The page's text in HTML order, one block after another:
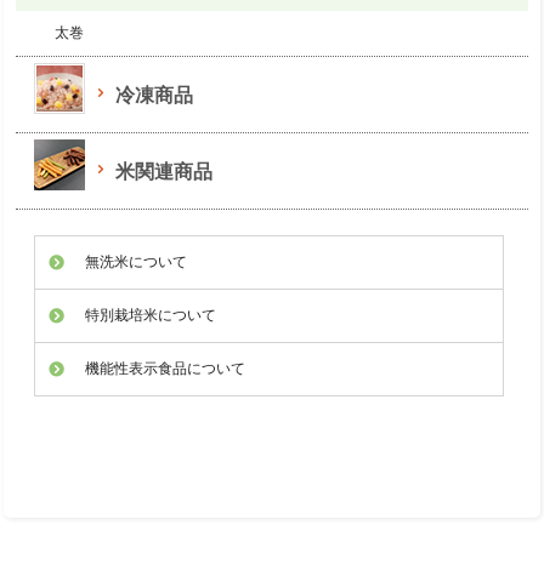
太巻
冷凍商品
米関連商品
無洗米について
特別栽培米について
機能性表示食品について